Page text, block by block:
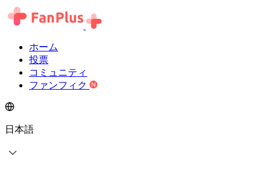
ホーム
投票
コミュニティ
ファンフィク
日本語